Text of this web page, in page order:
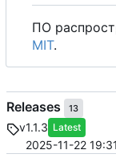
ПО
MIT.
Releases 13
v1.1.3 Latest
2025-11-22